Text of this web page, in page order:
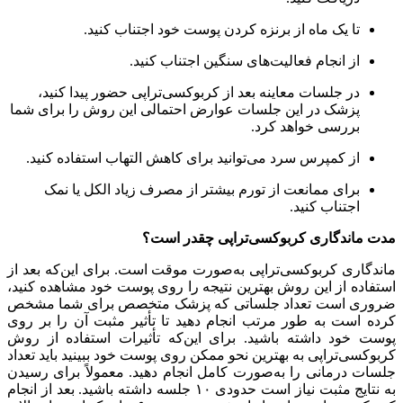
تا یک ماه از برنزه کردن پوست خود اجتناب کنید.
از انجام فعالیت‌های سنگین اجتناب کنید.
در جلسات معاینه بعد از کربوکسی‌تراپی حضور پیدا کنید،
پزشک در این جلسات عوارض احتمالی این روش را برای شما
بررسی خواهد کرد.
از کمپرس سرد می‌توانید برای کاهش التهاب استفاده کنید.
برای ممانعت از تورم بیشتر از مصرف زیاد الکل یا نمک
اجتناب کنید.
مدت ماندگاری کربوکسی‌تراپی چقدر است؟
ماندگاری کربوکسی‌تراپی به‌صورت موقت است. برای این‌که بعد از
استفاده از این روش بهترین نتیجه را روی پوست خود مشاهده کنید،
ضروری است تعداد جلساتی که پزشک متخصص برای شما مشخص
کرده است به طور مرتب انجام دهید تا تأثیر مثبت آن را بر روی
پوست خود داشته باشید. برای این‌که تأثیرات استفاده از روش
کربوکسی‌تراپی به بهترین نحو ممکن روی پوست خود ببینید باید تعداد
جلسات درمانی را به‌صورت کامل انجام دهید. معمولاً برای رسیدن
به نتایج مثبت نیاز است حدودی ۱۰ جلسه داشته باشید. بعد از انجام